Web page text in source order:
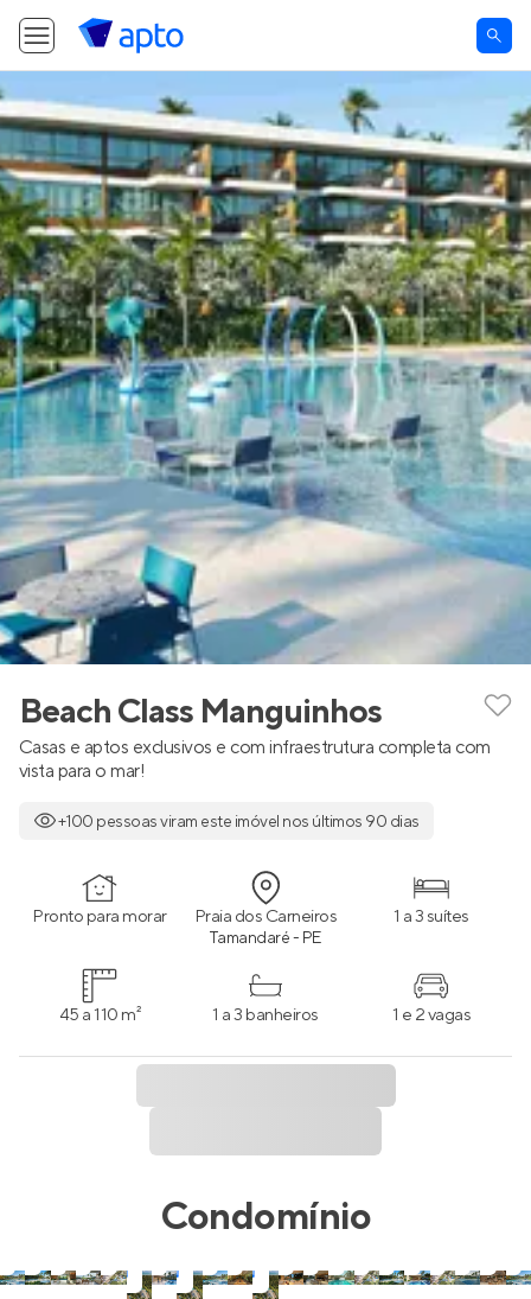
Beach Class Manguinhos
Casas e aptos exclusivos e com infraestrutura completa com
vista para o mar!
+100 pessoas viram este imóvel nos últimos 90 dias
Pronto para morar Praia dos Carneiros
Tamandaré - PE
1 a 3 suítes
45 a 110 m² 1 a 3 banheiros 1 e 2 vagas
Condomínio